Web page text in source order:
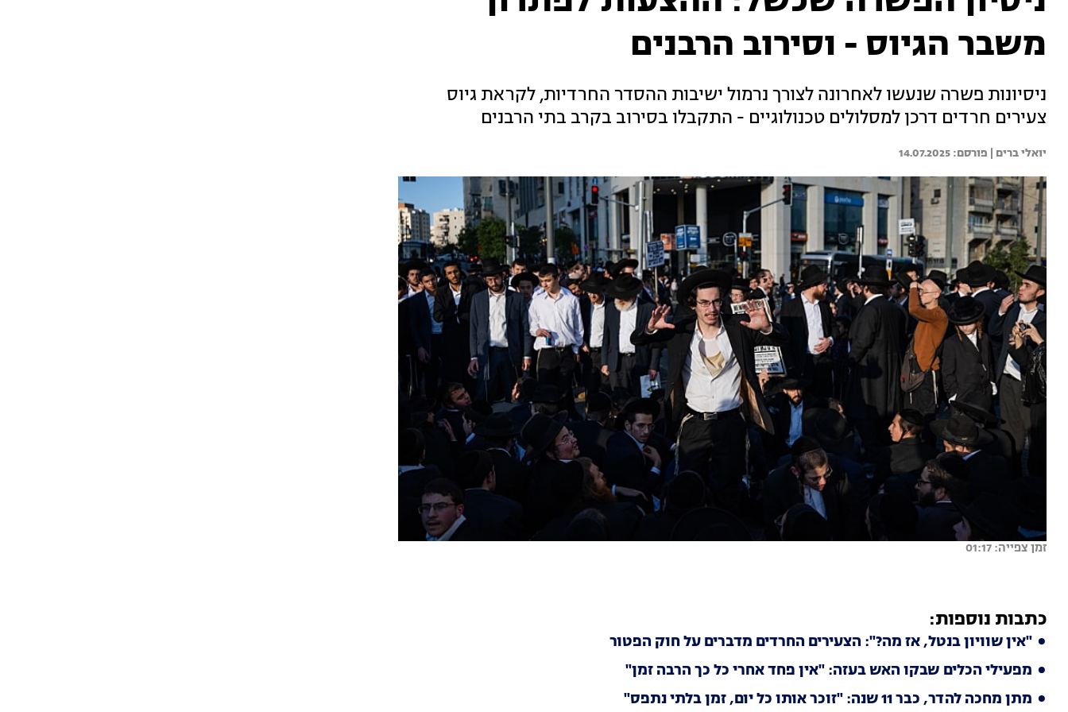
משבר הגיוס - וסירוב הרבנים
ניסיונות פשרה שנעשו לאחרונה לצורך נרמול ישיבות ההסדר החרדיות, לקראת גיוס
צעירים חרדים דרכן למסלולים טכנולוגיים - התקבלו בסירוב בקרב בתי הרבנים
יואלי ברים | 14.07.2025
זמן צפייה: 01:17
כתבות נוספות:
"אין שוויון בנטל, אז מה?": הצעירים החרדים מדברים על חוק הפטור
מפעילי הכלים שבקו האש בעזה: "אין פחד אחרי כל כך הרבה זמן"
מתן מחכה להדר, כבר 11 שנה: "זוכר אותו כל יום, זמן בלתי נתפס"